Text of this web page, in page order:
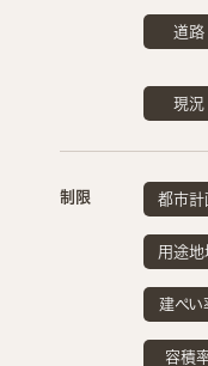
道路
現況
制限 都市計
用途地
建ぺい
容積